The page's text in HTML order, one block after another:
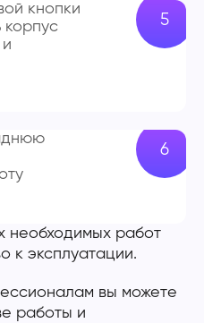
кнопки
корпус
необходимых работ
к эксплуатации.
вы можете
работы и